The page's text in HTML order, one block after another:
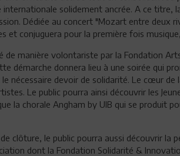
solidement ancrée. A ce titre,
Dédiée au concert "Mozart entre deux
et conjuguera pour la première fois
de manière volontariste par la Fondation
démarche donnera lieu à une soirée qui
nécessaire devoir de solidarité. Le cœur de
Le public pourra ainsi découvrir les
la chorale Angham by UIB qui se produit
clôture, le public pourra aussi découvrir la
dont la Fondation Solidarité &